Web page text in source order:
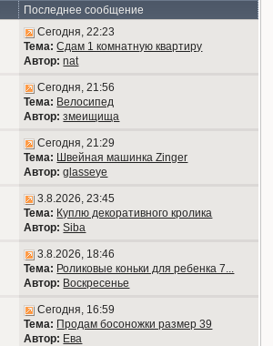
Последнее сообщение
Сегодня, 22:23
Тема: Сдам 1 комнатную квартиру
Автор: nat
Сегодня, 21:56
Тема: Велосипед
Автор: змеищища
Сегодня, 21:29
Тема: Швейная машинка Zinger
Автор: glasseye
3.8.2026, 23:45
Тема: Куплю декоративного кролика
Автор: Siba
3.8.2026, 18:46
Тема: Роликовые коньки для ребенка 7...
Автор: Воскресенье
Сегодня, 16:59
Тема: Продам босоножки размер 39
Автор: Ева